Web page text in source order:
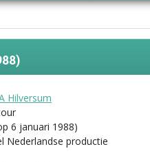
Hilversum
6 januari 1988)
Nederlandse productie